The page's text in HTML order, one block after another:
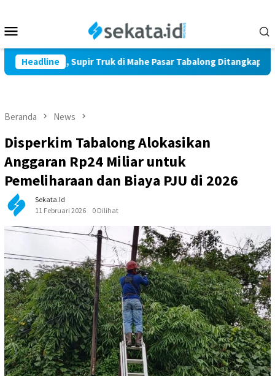
konten
Mobile
Headline
Sawit, Supir Truk di Mahe Pasar Tabalong Ditangkap Polisi
Beranda News
Disperkim Tabalong Alokasikan
Anggaran Rp24 Miliar untuk
Pemeliharaan dan Biaya PJU di 2026
Sekata.id
11 Februari 2026
0 Dilihat